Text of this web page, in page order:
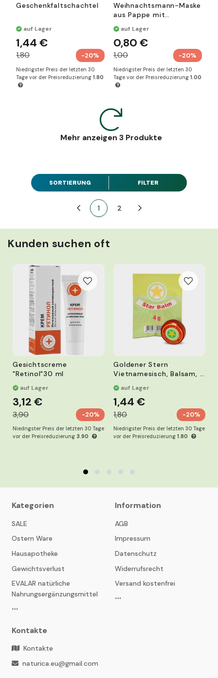
Geschenkfaltschachtel
auf Lager
1,44 €
1,80 -20%
Niedrigster Preis der letzten 30
Tage vor der Preisreduzierung 1.80
Weihnachtsmann-Maske
aus Pappe mit
Gummiband,
26,5*23,9cm
auf Lager
0,80 €
1,00 -20%
Niedrigster Preis der letzten 30
Tage vor der Preisreduzierung 1.00
Mehr anzeigen 3 Produkte
SORTIERUNG FILTER
Zurück 1 2 Weiter
Kunden suchen oft
Gesichtscreme
"Retinol"30 ml
auf Lager
3,12 €
3,90 -20%
Niedrigster Preis der letzten 30 Tage
vor der Preisreduzierung 3.90
Goldener Stern
Vietnamesisch, Balsam, 4
g
auf Lager
1,44 €
1,80 -20%
Niedrigster Preis der letzten 30 Tage
vor der Preisreduzierung1.80
Kategorien
SALE
Ostern Ware
Hausapotheke
Gewichtsverlust
EVALAR natürliche
Nahrungsergänzungsmittel
Information
AGB
Impressum
Datenschutz
Widerrufsrecht
Versand kostenfrei
Kontakte
Kontakte
naturica.eu@gmail.com